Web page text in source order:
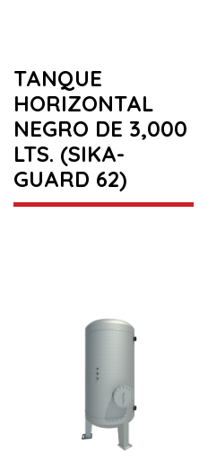
TANQUE
HORIZONTAL
NEGRO DE 3,000
LTS. (SIKA-
GUARD 62)